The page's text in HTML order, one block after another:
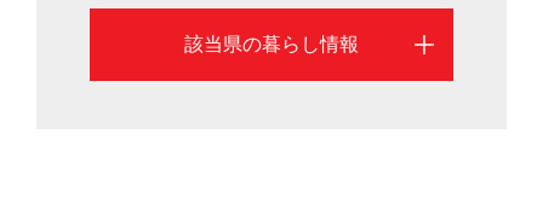
など観光名所も豊富。信州ワインのほか、信州ジビエや
大王わさびなど食の豊かさも魅力です。長野県は安心し
該当県の暮らし情報